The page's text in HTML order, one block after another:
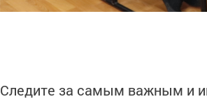
Следите за самым важным и